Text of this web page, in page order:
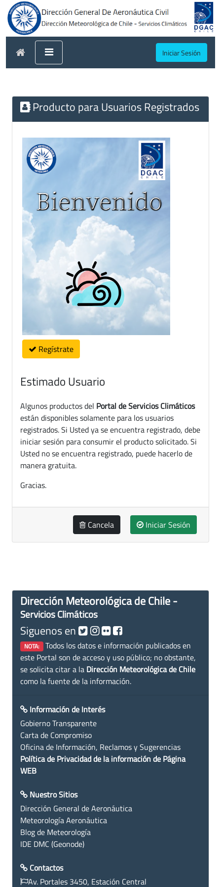
Iniciar Sesión
Producto para Usuarios Registrados
Regístrate
Estimado Usuario
Algunos productos del Portal de Servicios Climáticos
están disponibles solamente para los usuarios
registrados. Si Usted ya se encuentra registrado, debe
iniciar sesión para consumir el producto solicitado. Si
Usted no se encuentra registrado, puede hacerlo de
manera gratuita.
Gracias.
Cancela Iniciar Sesión
Dirección Meteorológica de Chile -
Servicios Climáticos
Siguenos en
NOTA: Todos los datos e información publicados en
este Portal son de acceso y uso público; no obstante,
se solicita citar a la Dirección Meteorológica de Chile
como la fuente de la información.
Información de Interés
Gobierno Transparente
Carta de Compromiso
Oficina de Información, Reclamos y Sugerencias
Política de Privacidad de la información de Página
WEB
Nuestro Sitios
Dirección General de Aeronáutica
Meteorología Aeronáutica
Blog de Meteorología
IDE DMC (Geonode)
Contactos
Av. Portales 3450, Estación Central